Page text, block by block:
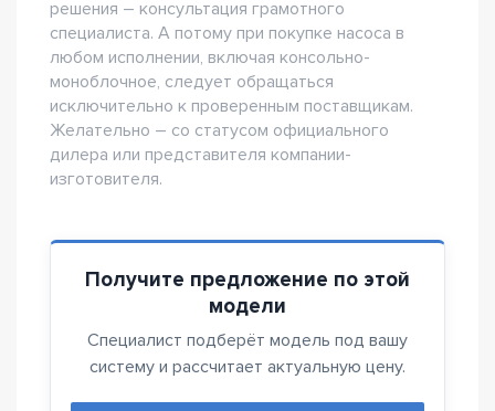
решения – консультация грамотного
специалиста. А потому при покупке насоса в
любом исполнении, включая консольно-
моноблочное, следует обращаться
исключительно к проверенным поставщикам.
Желательно – со статусом официального
дилера или представителя компании-
изготовителя.
Получите предложение по этой
модели
Специалист подберёт модель под вашу
систему и рассчитает актуальную цену.